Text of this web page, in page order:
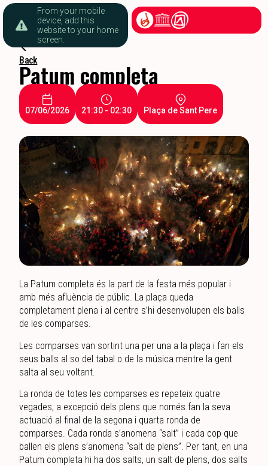
From your mobile
device, add this
website to your home
screen.
Back
Patum completa
07/06/2026 21:30 - 02:30 Plaça de Sant Pere
La Patum completa és la part de la festa més popular i
amb més afluència de públic. La plaça queda
completament plena i al centre s’hi desenvolupen els balls
de les comparses.
Les comparses van sortint una per una a la plaça i fan els
seus balls al so del tabal o de la música mentre la gent
salta al seu voltant.
La ronda de totes les comparses es repeteix quatre
vegades, a excepció dels plens que només fan la seva
actuació al final de la segona i quarta ronda de
comparses. Cada ronda s’anomena “salt” i cada cop que
ballen els plens s’anomena “salt de plens”. Per tant, en una
Patum completa hi ha dos salts, un salt de plens, dos salts